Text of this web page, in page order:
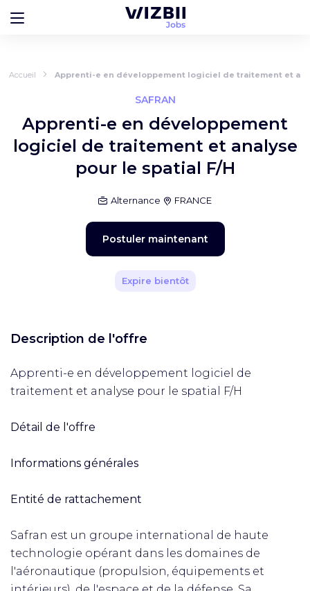
Accueil Apprenti-e en développement logiciel de traitement et
SAFRAN
Apprenti-e en développement
logiciel de traitement et analyse
pour le spatial F/H
Alternance FRANCE
Postuler maintenant
Expire bientôt
Description de l'offre
Apprenti-e en développement logiciel de
traitement et analyse pour le spatial F/H
Détail de l'offre
Informations générales
Entité de rattachement
Safran est un groupe international de haute
technologie opérant dans les domaines de
l'aéronautique (propulsion, équipements et